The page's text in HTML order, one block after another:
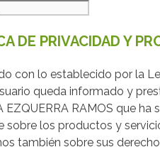
DE PRIVACIDAD Y
con lo establecido por la
queda informado y
EZQUERRA RAMOS que
sobre los productos y
también sobre sus